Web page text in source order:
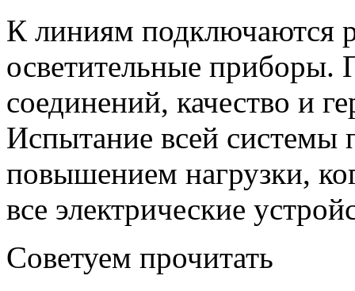
К линиям подключаются
осветительные приборы.
соединений, качество и
Испытание всей системы
повышением нагрузки,
все электрические
Советуем прочитать